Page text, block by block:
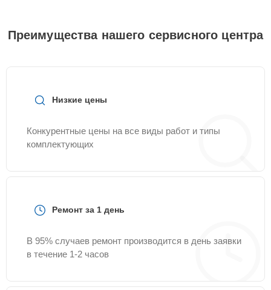
Преимущества нашего сервисного центра
Низкие цены
Конкурентные цены на все виды работ и типы
комплектующих
Ремонт за 1 день
В 95% случаев ремонт производится в день заявки
в течение 1-2 часов